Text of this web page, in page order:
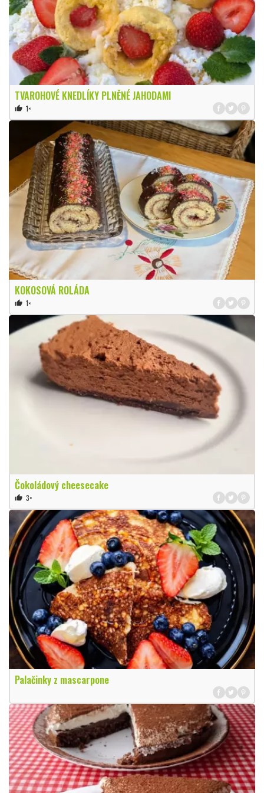
TVAROHOVÉ KNEDLÍKY PLNĚNÉ JAHODAMI
thumb_up 1×
KOKOSOVÁ ROLÁDA
thumb_up 1×
Čokoládový cheesecake
thumb_up 3×
Palačinky z mascarpone